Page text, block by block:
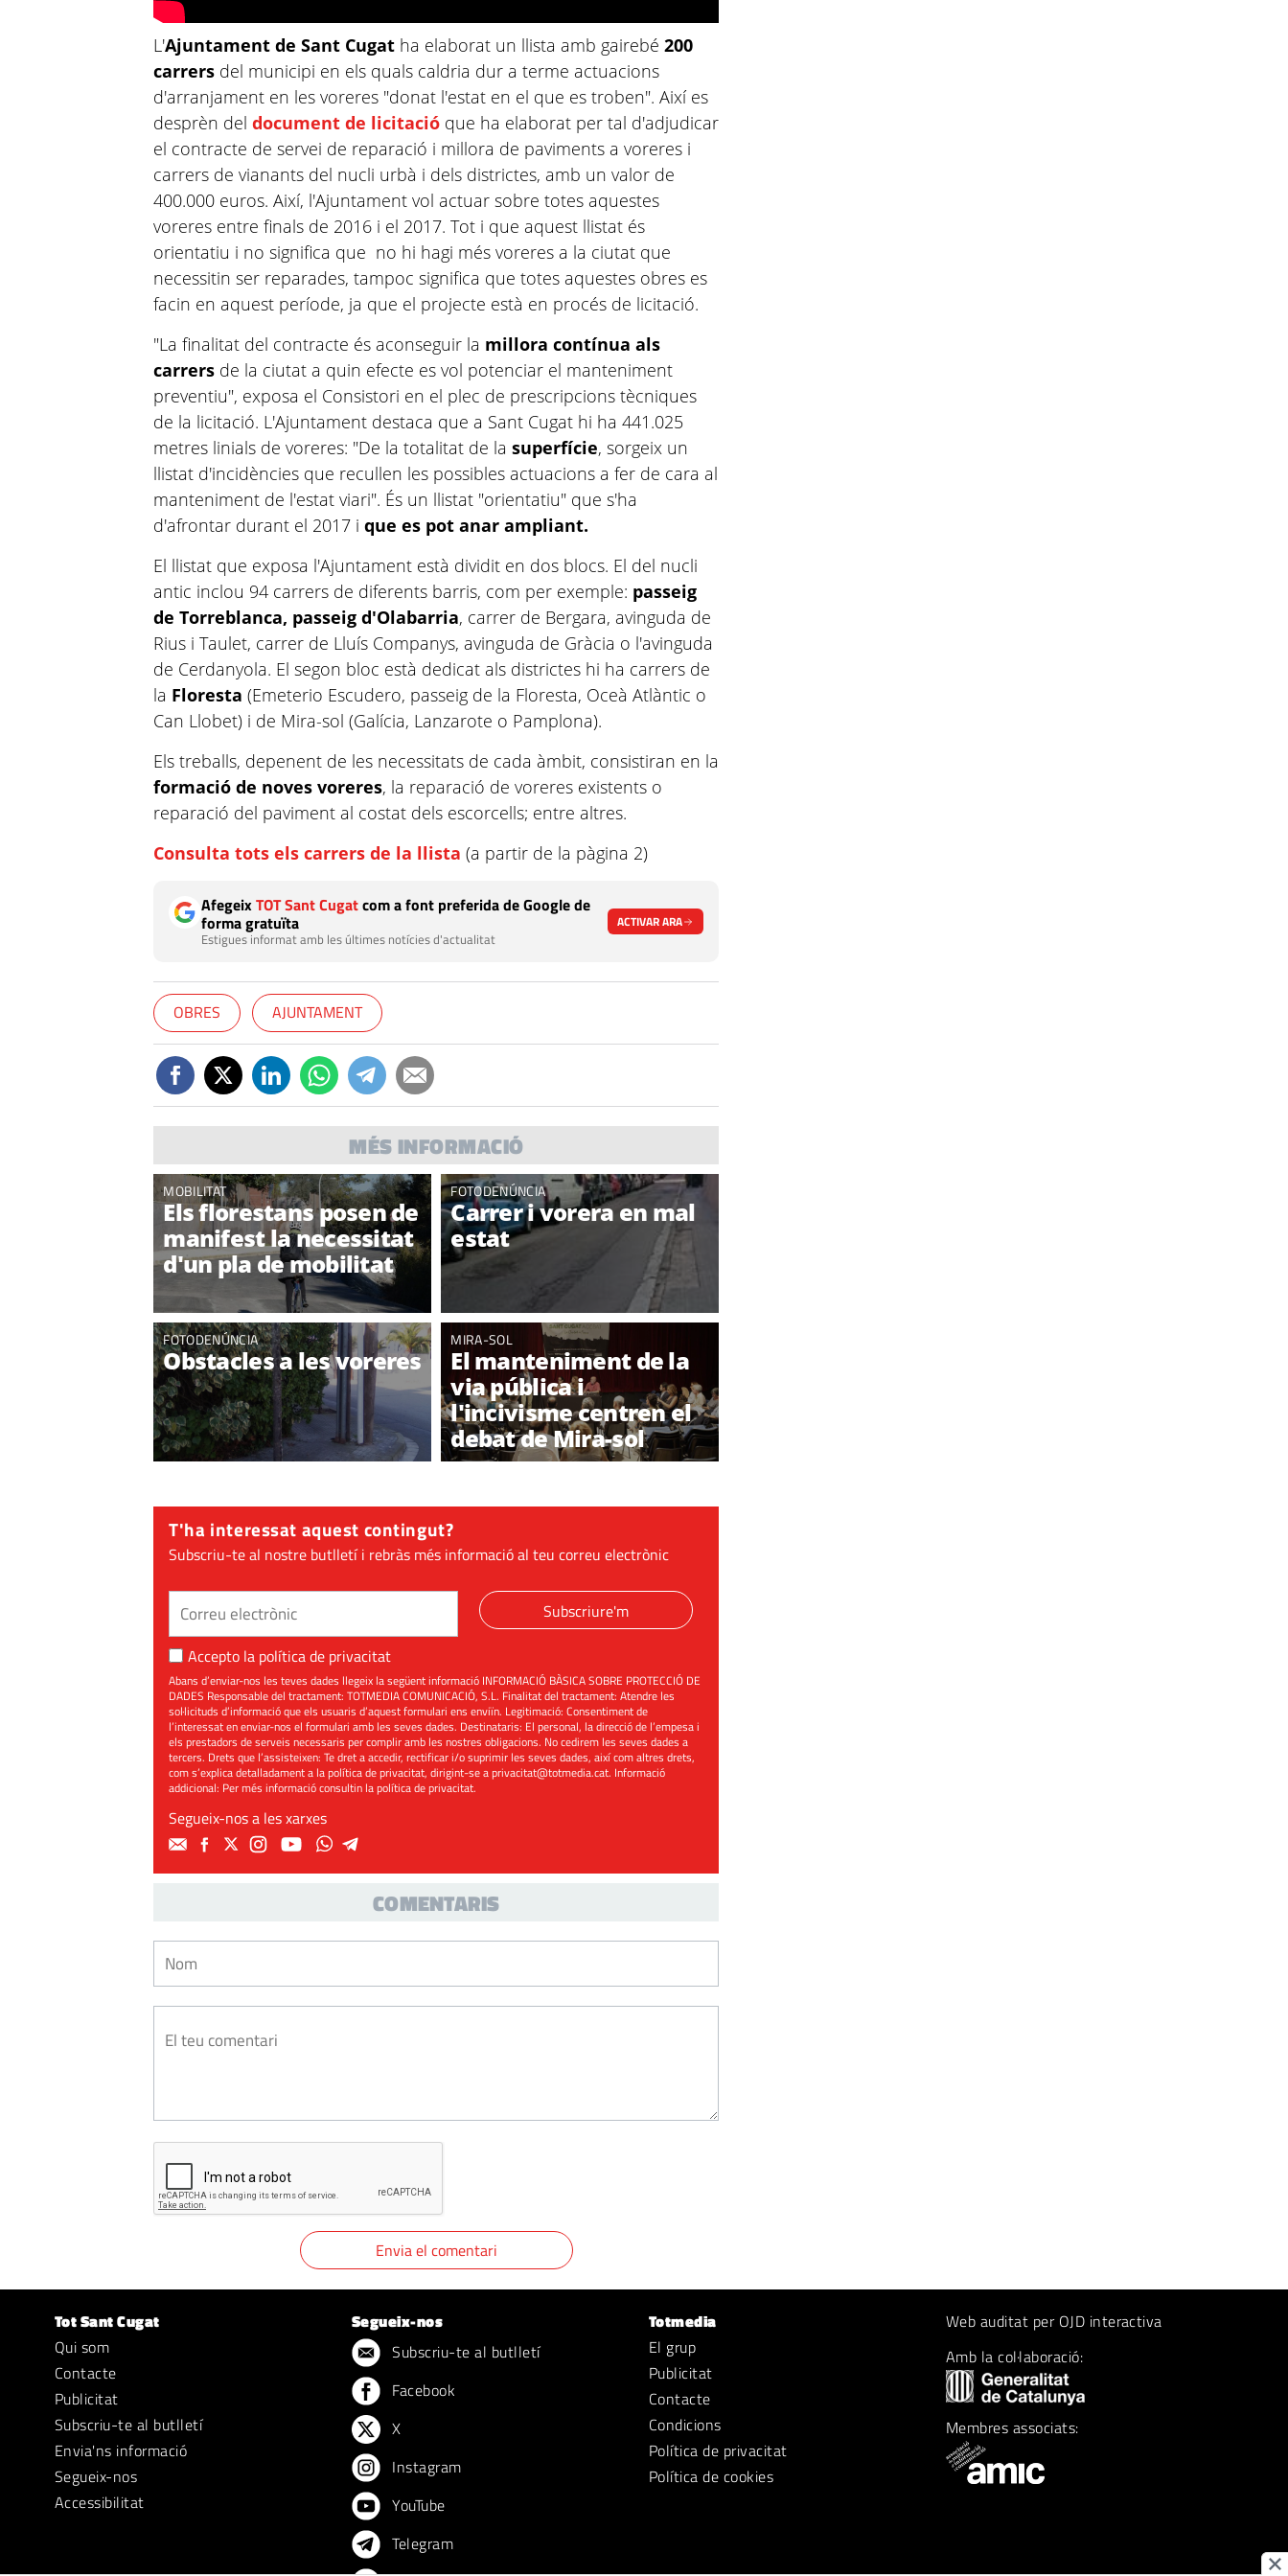
L'Ajuntament de Sant Cugat ha elaborat un llista amb gairebé 200
carrers del municipi en els quals caldria dur a terme actuacions
d'arranjament en les voreres "donat l'estat en el que es troben". Així es
desprèn deldocument de licitació que ha elaborat per tal d'adjudicar
el contracte de servei de reparació i millora de paviments a voreres i
carrers de vianants del nucli urbà i dels districtes, amb un valor de
400.000 euros. Així, l'Ajuntament vol actuar sobre totes aquestes
voreres entre finals de 2016 i el 2017. Tot i que aquest llistat és
orientatiu i no significa que no hi hagi més voreres a la ciutat que
necessitin ser reparades, tampoc significa que totes aquestes obres es
facin en aquest període, ja que el projecte està en procés de licitació.
"La finalitat del contracte és aconseguir la millora contínua als
carrers de la ciutat a quin efecte es vol potenciar el manteniment
preventiu", exposa el Consistori en el plec de prescripcions tècniques
de la licitació. L'Ajuntament destaca que a Sant Cugat hi ha 441.025
metres linials de voreres: "De la totalitat de lasuperfície, sorgeix un
llistat d'incidències que recullen les possibles actuacions a fer de cara al
manteniment de l'estat viari". És un llistat "orientatiu" que s'ha
d'afrontar durant el 2017 ique es pot anar ampliant.
El llistat que exposa l'Ajuntament està dividit en dos blocs. El del nucli
antic inclou 94 carrers de diferents barris, com per exemple: passeig
de Torreblanca, passeig d'Olabarria, carrer de Bergara, avinguda de
Rius i Taulet, carrer de Lluís Companys, avinguda de Gràcia o l'avinguda
de Cerdanyola. El segon bloc està dedicat als districtes hi ha carrers de
la Floresta (Emeterio Escudero, passeig de la Floresta, Oceà Atlàntic o
Can Llobet) i de Mira-sol (Galícia, Lanzarote o Pamplona).
Els treballs, depenent de les necessitats de cada àmbit, consistiran en la
formació de noves voreres, la reparació de voreres existents o
reparació del paviment al costat dels escorcells; entre altres.
Consulta tots els carrers de la llista (a partir de la pàgina 2)
AfegeixTOT Sant Cugatcom a font preferida de Google de
forma gratuïta
Estigues informat amb les últimes notícies d'actualitat
ACTIVAR ARA
OBRES AJUNTAMENT
MÉS INFORMACIÓ
MOBILITAT
Els florestans posen de
manifest la necessitat
d'un pla de mobilitat
FOTODENÚNCIA
Carrer i vorera en mal
estat
FOTODENÚNCIA
Obstacles a les voreres
MIRA-SOL
El manteniment de la
via pública i
l'incivisme centren el
debat de Mira-sol
T'ha interessat aquest contingut?
Subscriu-te al nostre butlletí i rebràs més informació al teu correu electrònic
Subscriure'm
Accepto la política de privacitat
Abans d’enviar-nos les teves dades llegeix la següent informació INFORMACIÓ BÀSICA SOBRE PROTECCIÓ DE
DADES Responsable del tractament: TOTMEDIA COMUNICACIÓ, S.L. Finalitat del tractament: Atendre les
sol·licituds d’informació que els usuaris d’aquest formulari ens enviïn. Legitimació: Consentiment de
l’interessat en enviar-nos el formulari amb les seves dades. Destinataris: El personal, la direcció de l’empesa i
els prestadors de serveis necessaris per complir amb les nostres obligacions. No cedirem les seves dades a
tercers. Drets que l’assisteixen: Te dret a accedir, rectificar i/o suprimir les seves dades, així com altres drets,
com s’explica detalladament a la política de privacitat, dirigint-se aprivacitat@totmedia.cat. Informació
addicional: Per més informació consultin lapolítica de privacitat.
Segueix-nos a les xarxes
COMENTARIS
Tot Sant Cugat
Qui som
Contacte
Publicitat
Subscriu-te al butlletí
Envia'ns informació
Segueix-nos
Accessibilitat
Segueix-nos
Subscriu-te al butlletí
Facebook
X
Instagram
YouTube
Telegram
Totmedia
El grup
Publicitat
Contacte
Condicions
Política de privacitat
Política de cookies
Web auditat per OJD interactiva
Amb la col·laboració:
Membres associats: